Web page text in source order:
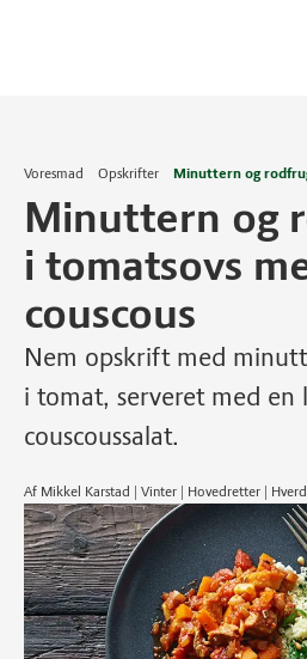
Voresmad Opskrifter Minuttern og
Minuttern og
i tomatsovs
couscous
Nem opskrift med
i tomat, serveret med
couscoussalat.
Af Mikkel Karstad | Vinter | Hovedretter |